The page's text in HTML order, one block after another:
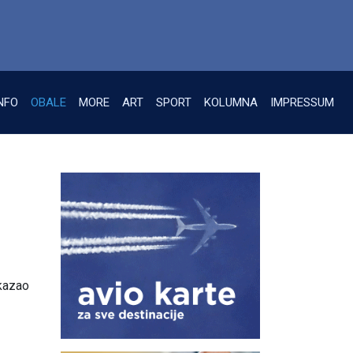
OBALE MORE ART SPORT KOLUMNA IMPRESSUM